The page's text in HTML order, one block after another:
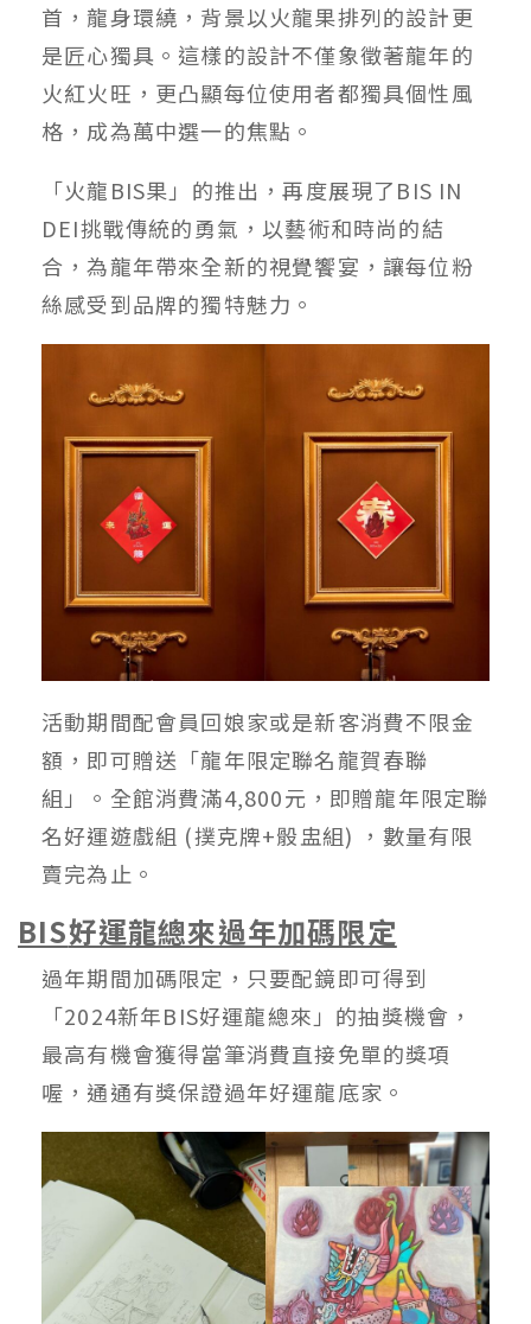
首，龍身環繞，背景以火龍果排列的設計更
是匠心獨具。這樣的設計不僅象徵著龍年的
火紅火旺，更凸顯每位使用者都獨具個性風
格，成為萬中選一的焦點。
「火龍BIS果」的推出，再度展現了BIS IN
DEI挑戰傳統的勇氣，以藝術和時尚的結
合，為龍年帶來全新的視覺饗宴，讓每位粉
絲感受到品牌的獨特魅力。
活動期間配會員回娘家或是新客消費不限金
額，即可贈送「龍年限定聯名龍賀春聯
組」。全館消費滿4,800元，即贈龍年限定聯
名好運遊戲組 (撲克牌+骰盅組) ，數量有限
賣完為止。
BIS好運龍總來過年加碼限定
過年期間加碼限定，只要配鏡即可得到
「2024新年BIS好運龍總來」的抽獎機會，
最高有機會獲得當筆消費直接免單的獎項
喔，通通有獎保證過年好運龍底家。